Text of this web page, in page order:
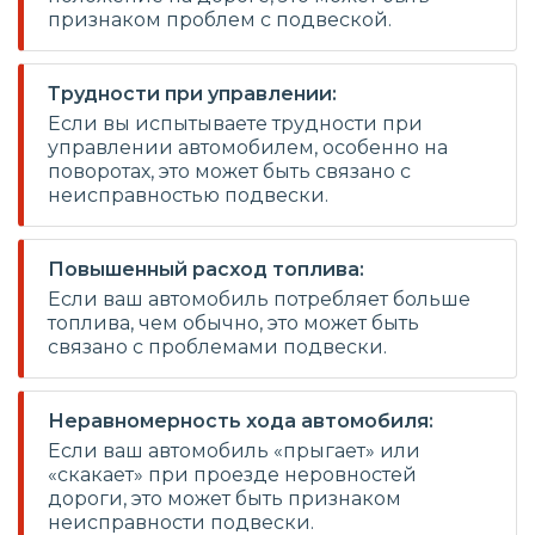
признаком проблем с подвеской.
Трудности при управлении:
Если вы испытываете трудности при
управлении автомобилем, особенно на
поворотах, это может быть связано с
неисправностью подвески.
Повышенный расход топлива:
Если ваш автомобиль потребляет больше
топлива, чем обычно, это может быть
связано с проблемами подвески.
Неравномерность хода автомобиля:
Если ваш автомобиль «прыгает» или
«скакает» при проезде неровностей
дороги, это может быть признаком
неисправности подвески.